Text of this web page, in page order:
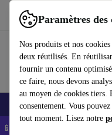
Paramètres des
Nos produits et nos
deux réutilisés. En
fournir un contenu
ce faire, nous devons
au moyen de cookies tiers.
consentement. Vous
tout moment. Lisez notre
Utilisez refurbed rapidement
Smartphones Laptops
📱 -5% EXTRA sur les